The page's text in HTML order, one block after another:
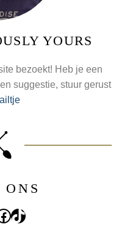
YOURS
bezoekt! Heb je een
suggestie, stuur gerust
TikTok